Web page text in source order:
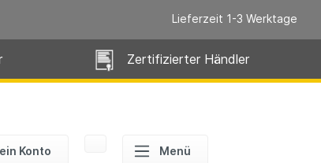
Lieferzeit 1-3 Werktage
Zertifizierter Händler
Konto Menü